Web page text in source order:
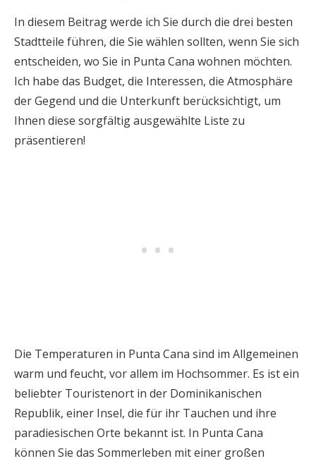
In diesem Beitrag werde ich Sie durch die drei besten
Stadtteile führen, die Sie wählen sollten, wenn Sie sich
entscheiden, wo Sie in Punta Cana wohnen möchten.
Ich habe das Budget, die Interessen, die Atmosphäre
der Gegend und die Unterkunft berücksichtigt, um
Ihnen diese sorgfältig ausgewählte Liste zu
präsentieren!
Die Temperaturen in Punta Cana sind im Allgemeinen
warm und feucht, vor allem im Hochsommer. Es ist ein
beliebter Touristenort in der Dominikanischen
Republik, einer Insel, die für ihr Tauchen und ihre
paradiesischen Orte bekannt ist. In Punta Cana
können Sie das Sommerleben mit einer großen